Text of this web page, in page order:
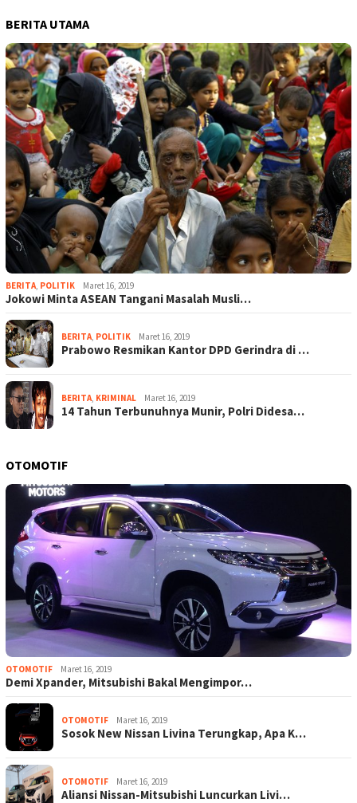
BERITA UTAMA
BERITA POLITIK Maret 16, 2019
Jokowi Minta ASEAN Tangani Masalah Musli…
BERITA POLITIK Maret 16, 2019
Prabowo Resmikan Kantor DPD Gerindra di …
BERITA KRIMINAL Maret 16, 2019
14 Tahun Terbunuhnya Munir, Polri Didesa…
OTOMOTIF
OTOMOTIF Maret 16, 2019
Demi Xpander, Mitsubishi Bakal Mengimpor…
OTOMOTIF Maret 16, 2019
Sosok New Nissan Livina Terungkap, Apa K…
OTOMOTIF Maret 16, 2019
Aliansi Nissan-Mitsubishi Luncurkan Livi…